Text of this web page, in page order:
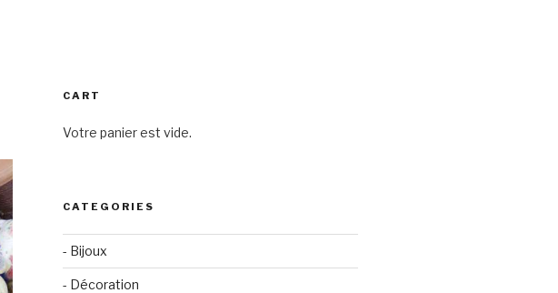
CART
Votre panier est vide.
CATEGORIES
- Bijoux
- Décoration